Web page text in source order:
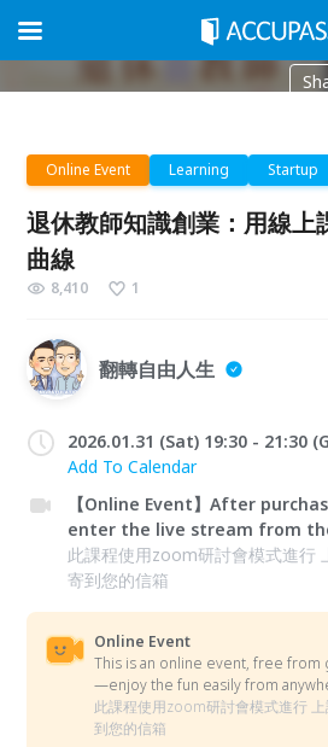
Online Event Learning Startup
退休教師知識創業：用線上
曲線
8,410 1
翻轉自由人生
2026.01.31 (Sat) 19:30 - 21:30
Add To Calendar
【Online Event】After
enter the live stream from
此課程使用zoom研討會模式進行
寄到您的信箱
Online Event
This is an online event, free
—enjoy the fun easily from
此課程使用zoom研討會模式進行
到您的信箱